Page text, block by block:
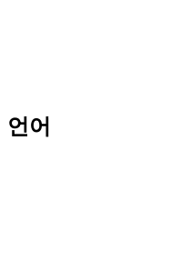
언어